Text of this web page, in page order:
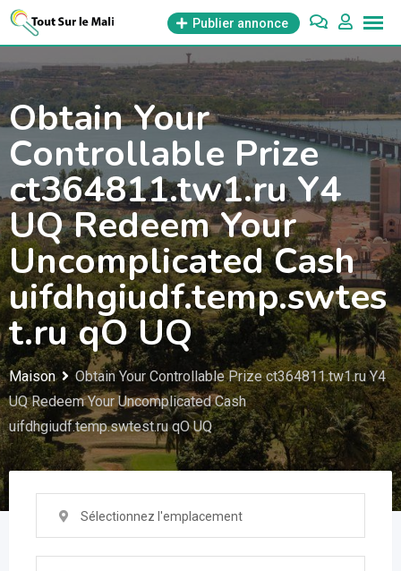
Aller
contenu
Publier annonce
Obtain Your
Controllable Prize
ct364811.tw1.ru Y4
UQ Redeem Your
Uncomplicated Cash
uifdhgiudf.temp.swtes
t.ru qO UQ
Maison
Obtain Your Controllable Prize ct364811.tw1.ru Y4
UQ Redeem Your Uncomplicated Cash
uifdhgiudf.temp.swtest.ru qO UQ
Sélectionnez l'emplacement